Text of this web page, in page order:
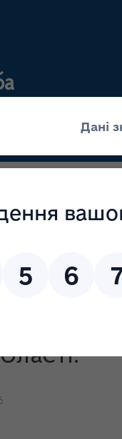
Прес-
крові та
сертифікація